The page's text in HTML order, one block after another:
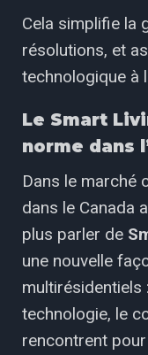
Cela simplifie la
résolutions, et
technologique à
Le Smart
norme dans
Dans le marché
dans le Canada
plus parler de
une nouvelle
multirésidentiels
technologie, le
rencontrent